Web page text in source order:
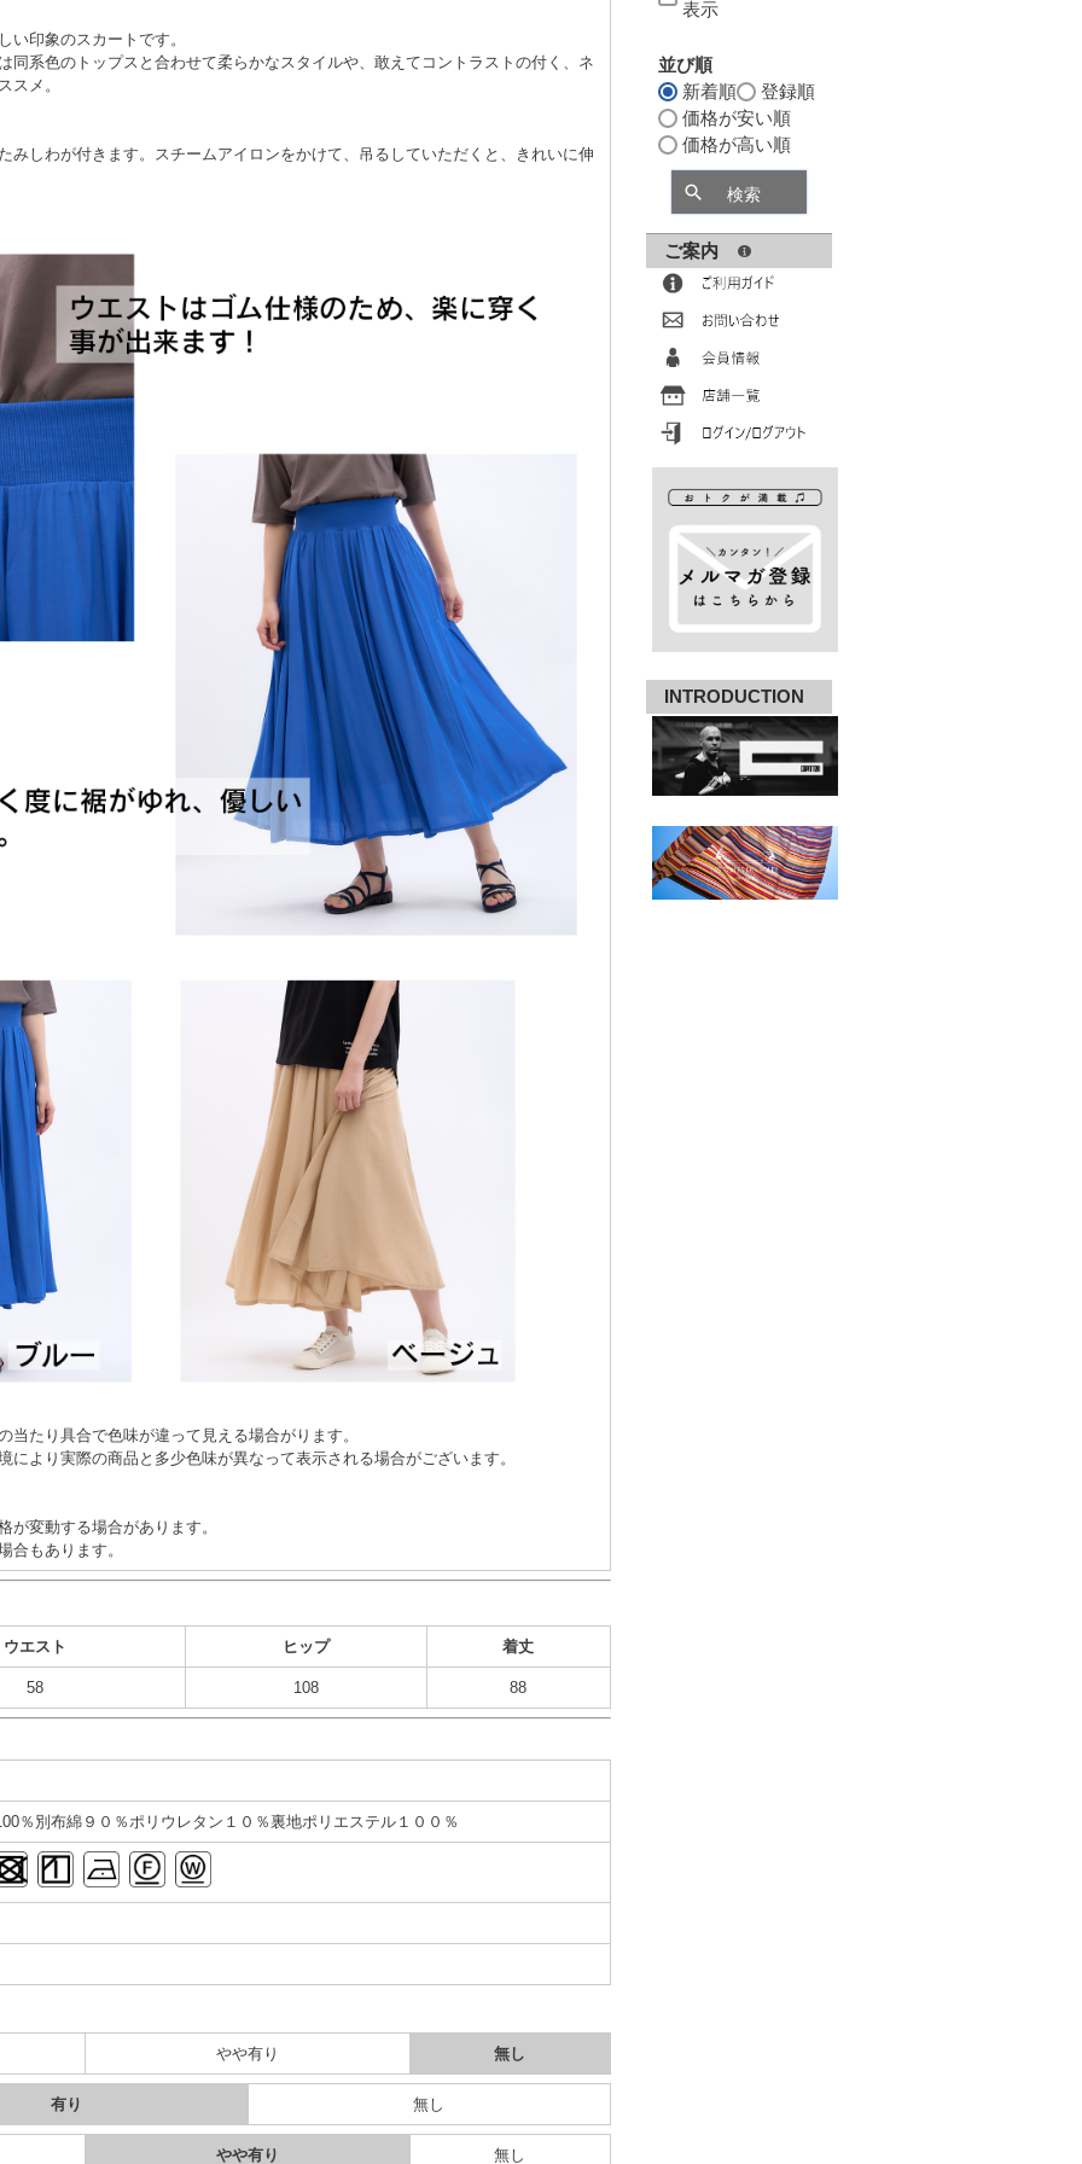
い印象のスカートです。
同系色のトップスと合わせて柔らかなスタイルや、敢えてコントラストの付く、ネ
スメ。
みしわが付きます。スチームアイロンをかけて、吊るしていただくと、きれいに伸
たり具合で色味が違って見える場合がります。
より実際の商品と多少色味が異なって表示される場合がございます。
変動する場合があります。
もあります。
ウエスト ヒップ 着丈
58 108 88
％別布綿９０％ポリウレタン１０％裏地ポリエステル１００％
やや有り 無し
有り 無し
やや有り 無し
表示
並び順
新着順
登録順
価格が安い順
価格が高い順
検索
ご案内
INTRODUCTION